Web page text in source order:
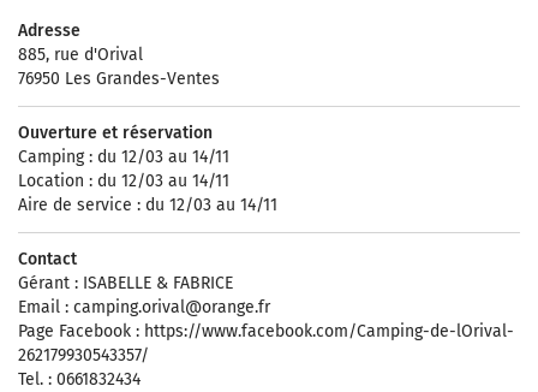
Adresse
885, rue d'Orival
76950 Les Grandes-Ventes
Ouverture et réservation
Camping : du 12/03 au 14/11
Location : du 12/03 au 14/11
Aire de service : du 12/03 au 14/11
Contact
Gérant : ISABELLE & FABRICE
Email : camping.orival@orange.fr
Page Facebook : https://www.facebook.com/Camping-de-lOrival-
262179930543357/
Tel. : 0661832434